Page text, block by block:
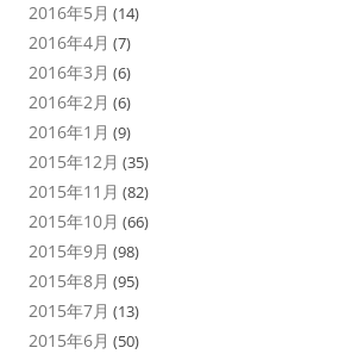
2016年5月 (14)
2016年4月 (7)
2016年3月 (6)
2016年2月 (6)
2016年1月 (9)
2015年12月 (35)
2015年11月 (82)
2015年10月 (66)
2015年9月 (98)
2015年8月 (95)
2015年7月 (13)
2015年6月 (50)